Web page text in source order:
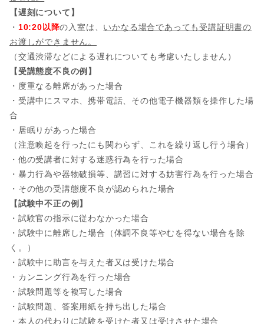
【遅刻について】
・ 10:20以降の入室は、 いかなる場合であっても受講証明書の
お渡しができません。
（交通渋滞などによる遅れについても考慮いたしません）
【受講態度不良の例】
・度重なる離席があった場合
・受講中にスマホ、携帯電話、その他電子機器類を操作した場
合
・居眠りがあった場合
（注意喚起を行ったにも関わらず、これを繰り返し行う場合）
・他の受講者に対する迷惑行為を行った場合
・暴力行為や器物破損等、講習に対する妨害行為を行った場合
・その他の受講態度不良が認められた場合
【試験中不正の例】
・試験官の指示に従わなかった場合
・試験中に離席した場合（体調不良等やむを得ない場合を除
く。）
・試験中に助言を与えた者又は受けた場合
・カンニング行為を行った場合
・試験問題等を複写した場合
・試験問題、答案用紙を持ち出した場合
・本人の代わりに試験を受けた者又は受けさせた場合